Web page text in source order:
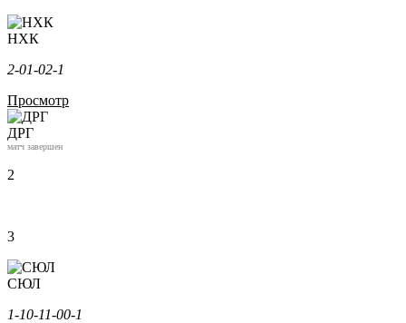
НХК
2-01-02-1
Просмотр
ДРГ
матч завершен
2
3
СЮЛ
1-10-11-00-1